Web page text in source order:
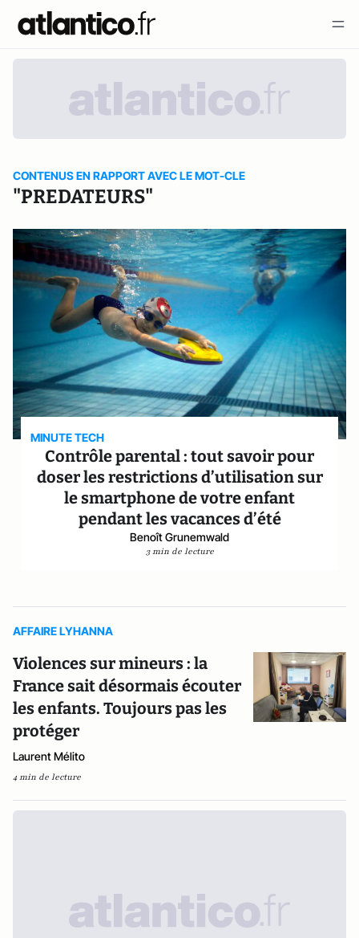
CONTENUS EN RAPPORT AVEC LE MOT-CLE
"PREDATEURS"
MINUTE TECH
Contrôle parental : tout savoir pour
doser les restrictions d’utilisation sur
le smartphone de votre enfant
pendant les vacances d’été
Benoît Grunemwald
3 min de lecture
AFFAIRE LYHANNA
Violences sur mineurs : la
France sait désormais écouter
les enfants. Toujours pas les
protéger
Laurent Mélito
4 min de lecture